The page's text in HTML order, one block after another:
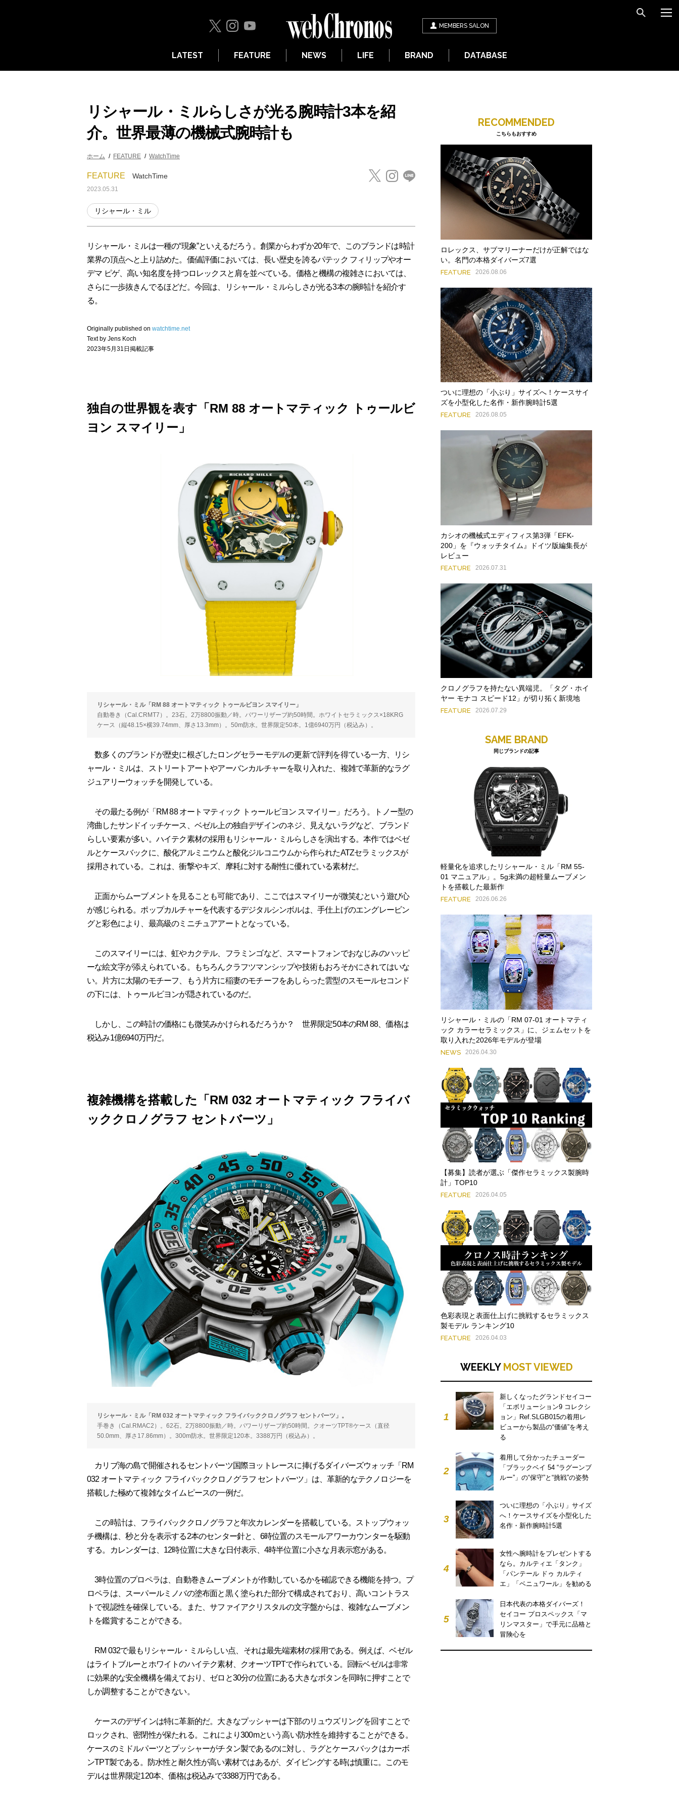
MEMBERS SALON
LATEST FEATURE NEWS LIFE BRAND DATABASE
リシャール・ミルらしさが光る腕時計3本を紹
介。世界最薄の機械式腕時計も
ホーム FEATURE WatchTime
FEATURE WatchTime
2023.05.31
リシャール・ミル
リシャール・ミルは一種の“現象”といえるだろう。創業からわずか20年で、このブランドは時計
業界の頂点へと上り詰めた。価値評価においては、長い歴史を誇るパテック フィリップやオー
デマ ピゲ、高い知名度を持つロレックスと肩を並べている。価格と機構の複雑さにおいては、
さらに一歩抜きんでるほどだ。今回は、リシャール・ミルらしさが光る3本の腕時計を紹介す
る。
Originally published on watchtime.net
Text by Jens Koch
2023年5月31日掲載記事
独自の世界観を表す「RM 88 オートマティック トゥールビ
ヨン スマイリー」
リシャール・ミル「RM 88 オートマティック トゥールビヨン スマイリー」
自動巻き（Cal.CRMT7）。23石。2万8800振動／時。パワーリザーブ約50時間。ホワイトセラミックス×18KRG
ケース（縦48.15×横39.74mm、厚さ13.3mm）。50m防水。世界限定50本。1億6940万円（税込み）。
数多くのブランドが歴史に根ざしたロングセラーモデルの更新で評判を得ている一方、リシ
ャール・ミルは、ストリートアートやアーバンカルチャーを取り入れた、複雑で革新的なラグ
ジュアリーウォッチを開発している。
その最たる例が「RM 88 オートマティック トゥールビヨン スマイリー」だろう。トノー型の
湾曲したサンドイッチケース、ベゼル上の独自デザインのネジ、見えないラグなど、ブランド
らしい要素が多い。ハイテク素材の採用もリシャール・ミルらしさを演出する。本作ではベゼ
ルとケースバックに、酸化アルミニウムと酸化ジルコニウムから作られたATZセラミックスが
採用されている。これは、衝撃やキズ、摩耗に対する耐性に優れている素材だ。
正面からムーブメントを見ることも可能であり、ここではスマイリーが微笑むという遊び心
が感じられる。ポップカルチャーを代表するデジタルシンボルは、手仕上げのエングレービン
グと彩色により、最高級のミニチュアアートとなっている。
このスマイリーには、虹やカクテル、フラミンゴなど、スマートフォンでおなじみのハッピ
ーな絵文字が添えられている。もちろんクラフツマンシップや技術もおろそかにされてはいな
い。片方に太陽のモチーフ、もう片方に稲妻のモチーフをあしらった雲型のスモールセコンド
の下には、トゥールビヨンが隠されているのだ。
しかし、この時計の価格にも微笑みかけられるだろうか？ 世界限定50本のRM 88、価格は
税込み1億6940万円だ。
複雑機構を搭載した「RM 032 オートマティック フライバ
ッククロノグラフ セントバーツ」
リシャール・ミル「RM 032 オートマティック フライバッククロノグラフ セントバーツ」。
手巻き（Cal.RMAC2）。62石。2万8800振動／時。パワーリザーブ約50時間。クオーツTPT®ケース（直径
50.0mm、厚さ17.86mm）。300m防水。世界限定120本。3388万円（税込み）。
カリブ海の島で開催されるセントバーツ国際ヨットレースに捧げるダイバーズウォッチ「RM
032 オートマティック フライバッククロノグラフ セントバーツ」は、革新的なテクノロジーを
搭載した極めて複雑なタイムピースの一例だ。
この時計は、フライバッククロノグラフと年次カレンダーを搭載している。ストップウォッ
チ機構は、秒と分を表示する2本のセンター針と、6時位置のスモールアワーカウンターを駆動
する。カレンダーは、12時位置に大きな日付表示、4時半位置に小さな月表示窓がある。
3時位置のプロペラは、自動巻きムーブメントが作動しているかを確認できる機能を持つ。プ
ロペラは、スーパールミノバの塗布面と黒く塗られた部分で構成されており、高いコントラス
トで視認性を確保している。また、サファイアクリスタルの文字盤からは、複雑なムーブメン
トを鑑賞することができる。
RM 032で最もリシャール・ミルらしい点、それは最先端素材の採用である。例えば、ベゼル
はライトブルーとホワイトのハイテク素材、クオーツTPTで作られている。回転ベゼルは非常
に効果的な安全機構を備えており、ゼロと30分の位置にある大きなボタンを同時に押すことで
しか調整することができない。
ケースのデザインは特に革新的だ。大きなプッシャーは下部のリュウズリングを回すことで
ロックされ、密閉性が保たれる。これにより300mという高い防水性を維持することができる。
ケースのミドルパーツとプッシャーがチタン製であるのに対し、ラグとケースバックはカーボ
ンTPT製である。防水性と耐久性が高い素材ではあるが、ダイビングする時は慎重に。このモ
デルは世界限定120本、価格は税込みで3388万円である。
RECOMMENDED
こちらもおすすめ
ロレックス、サブマリーナーだけが正解ではな
い。名門の本格ダイバーズ7選
FEATURE 2026.08.06
ついに理想の「小ぶり」サイズへ！ケースサイ
ズを小型化した名作・新作腕時計5選
FEATURE 2026.08.05
カシオの機械式エディフィス第3弾「EFK-
200」を『ウォッチタイム』ドイツ版編集長が
レビュー
FEATURE 2026.07.31
クロノグラフを持たない異端児。「タグ・ホイ
ヤー モナコ スピード12」が切り拓く新境地
FEATURE 2026.07.29
SAME BRAND
同じブランドの記事
軽量化を追求したリシャール・ミル「RM 55-
01 マニュアル」。5g未満の超軽量ムーブメン
トを搭載した最新作
FEATURE 2026.06.26
リシャール・ミルの「RM 07-01 オートマティ
ック カラーセラミックス」に、ジェムセットを
取り入れた2026年モデルが登場
NEWS 2026.04.30
【募集】読者が選ぶ「傑作セラミックス製腕時
計」TOP10
FEATURE 2026.04.05
色彩表現と表面仕上げに挑戦するセラミックス
製モデル ランキング10
FEATURE 2026.04.03
WEEKLY MOST VIEWED
1
新しくなったグランドセイコー
「エボリューション9 コレクシ
ョン」Ref.SLGB015の着用レ
ビューから製品の“価値”を考え
る
2
着用して分かったチューダー
「ブラックベイ 54 “ラグーンブ
ルー”」の“保守”と“挑戦”の姿勢
3
ついに理想の「小ぶり」サイズ
へ！ケースサイズを小型化した
名作・新作腕時計5選
4
女性へ腕時計をプレゼントする
なら。カルティエ「タンク」
「パンテール ドゥ カルティ
エ」「ベニュワール」を勧める
5
日本代表の本格ダイバーズ！
セイコー プロスペックス「マ
リンマスター」で手元に品格と
冒険心を